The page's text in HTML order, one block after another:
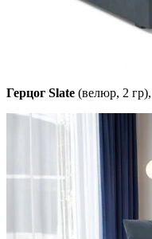
Герцог Slate (велюр, 2 гр),